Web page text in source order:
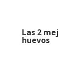
Las 2
huevos